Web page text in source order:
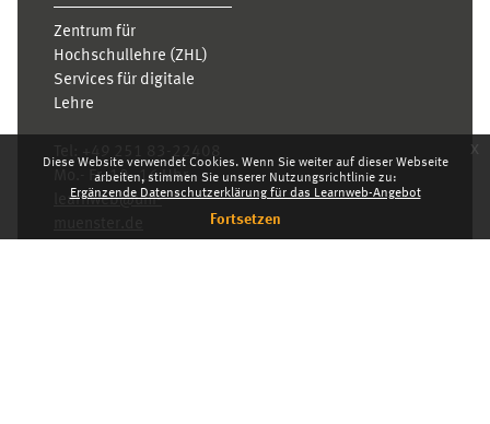
Diese Website verwendet Cookies. Wenn Sie weiter auf dieser Webseite
arbeiten, stimmen Sie unserer Nutzungsrichtlinie zu:
Ergänzende Datenschutzerklärung für das Learnweb-Angebot
Fortsetzen
x
Zentrum für
Hochschullehre (ZHL)
Services für digitale
Lehre
Mo.- Fr. 10–16 Uhr
learnweb@uni-